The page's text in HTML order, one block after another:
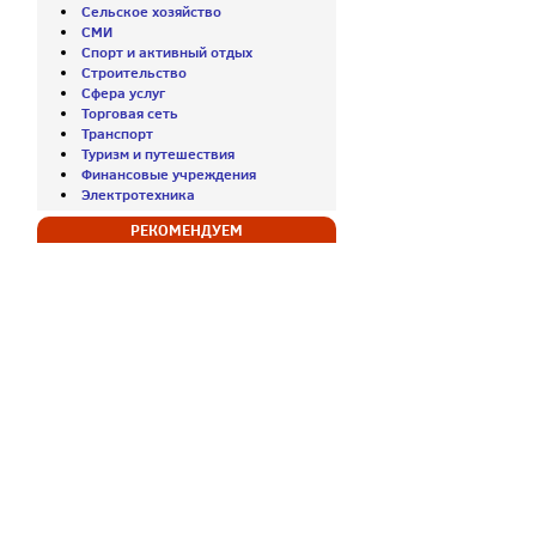
Сельское хозяйство
СМИ
Спорт и активный отдых
Строительство
Сфера услуг
Торговая сеть
Транспорт
Туризм и путешествия
Финансовые учреждения
Электротехника
РЕКОМЕНДУЕМ